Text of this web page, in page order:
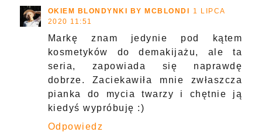
OKIEM BLONDYNKI BY MCBLONDI 1 LIPCA
2020 11:51
Markę znam jedynie pod kątem
kosmetyków do demakijażu, ale ta
seria, zapowiada się naprawdę
dobrze. Zaciekawiła mnie zwłaszcza
pianka do mycia twarzy i chętnie ją
kiedyś wypróbuję :)
Odpowiedz